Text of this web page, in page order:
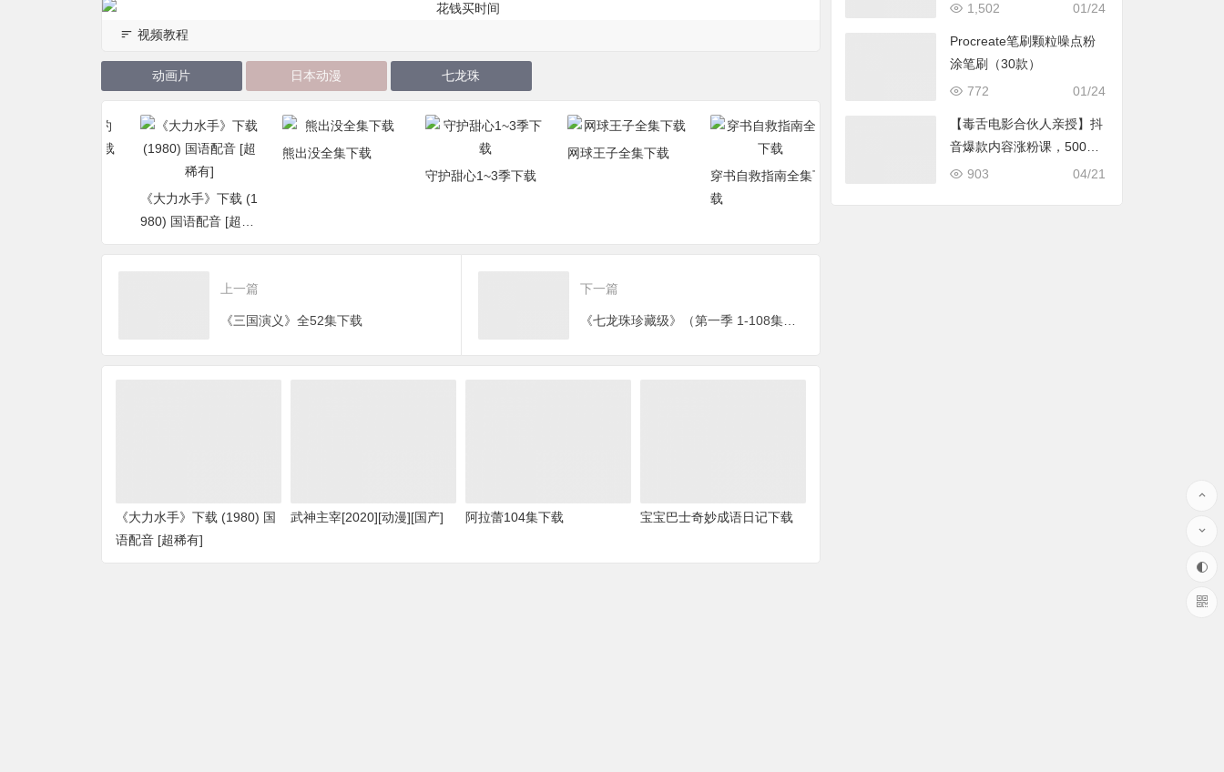
视频教程
动画片 日本动漫 七龙珠
《大力水手》下载 (1
980) 国语配音 [超稀
有]
熊出没全集下载
守护甜心1~3季下载
网球王子全集下载
穿书自救指南全集下
恋爱禁止的世界全集
上一篇
《三国演义》全52集下载
下一篇
《七龙珠珍藏级》（第一季 1-108集）下载
《大力水手》下载 (1980) 国
语配音 [超稀有]
武神主宰[2020][动漫][国产] 阿拉蕾104集下载 宝宝巴士奇妙成语日记下载
01/24
1,502
Procreate笔刷颗粒噪点粉
涂笔刷（30款）
01/24
772
【毒舌电影合伙人亲授】抖
音爆款内容涨粉课，5000
万抖音大号首次披露涨粉机
04/21
903